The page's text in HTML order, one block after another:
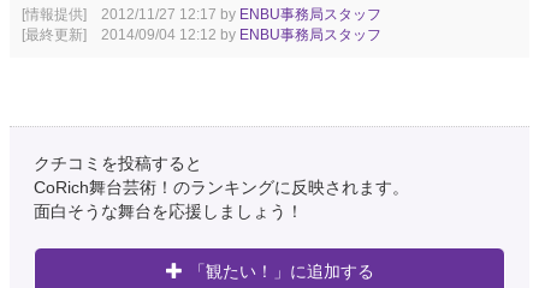
[情報提供] 2012/11/27 12:17 by ENBU事務局スタッフ
[最終更新] 2014/09/04 12:12 by ENBU事務局スタッフ
クチコミを投稿すると
CoRich舞台芸術！のランキングに反映されます。
面白そうな舞台を応援しましょう！
「観たい！」に追加する